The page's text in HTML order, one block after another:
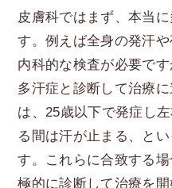
皮膚科ではまず、本当
す。例えば全身の発汗
内科的な検査が必要で
多汗症と診断して治療
は、25歳以下で発症し
る間は汗が止まる、と
す。これらに合致する
極的に診断して治療を